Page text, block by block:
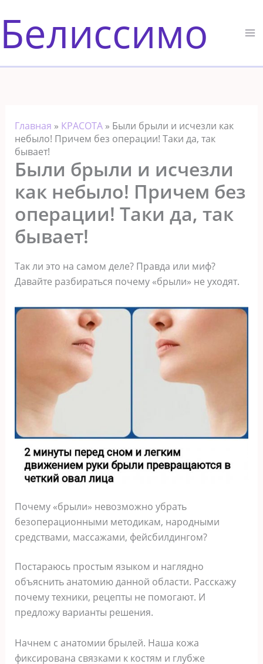
к
содержимому
Белиссимо
Главная » КРАСОТА» Были брыли и исчезли как
небыло! Причем без операции! Таки да, так
бывает!
Были брыли и исчезли
как небыло! Причем без
операции! Таки да, так
бывает!
Так ли это на самом деле? Правда или миф?
Давайте разбираться почему «брыли» не уходят.
Почему «брыли» невозможно убрать
безоперационными методикам, народными
средствами, массажами, фейсбилдингом?
Постараюсь простым языком и наглядно
объяснить анатомию данной области. Расскажу
почему техники, рецепты не помогают. И
предложу варианты решения.
Начнем с анатомии брылей. Наша кожа
фиксирована связками к костям и глубже